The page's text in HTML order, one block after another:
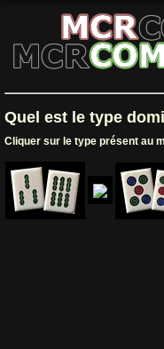
Quel est le type
Cliquer sur le type présent au